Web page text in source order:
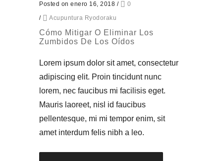
Posted on enero 16, 2018 /
0
/
Acupuntura Ryodoraku
Cómo Mitigar O Eliminar Los
Zumbidos De Los Oídos
Lorem ipsum dolor sit amet, consectetur
adipiscing elit. Proin tincidunt nunc
lorem, nec faucibus mi facilisis eget.
Mauris laoreet, nisl id faucibus
pellentesque, mi mi tempor enim, sit
amet interdum felis nibh a leo.